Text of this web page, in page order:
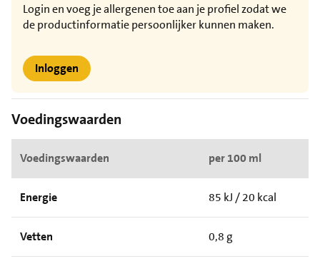
Login en voeg je allergenen toe aan je profiel zodat we
de productinformatie persoonlijker kunnen maken.
Inloggen
Voedingswaarden
Voedingswaarden per 100 ml
Energie 85 kJ / 20 kcal
Vetten 0,8 g